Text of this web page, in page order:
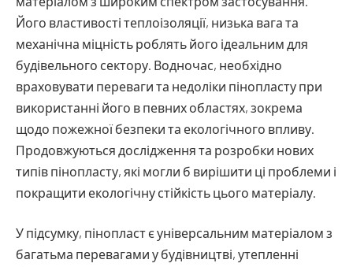
Його властивості теплоізоляції, низька вага та
механічна міцність роблять його ідеальним для
будівельного сектору. Водночас, необхідно
враховувати переваги та недоліки пінопласту при
використанні його в певних областях, зокрема
щодо пожежної безпеки та екологічного впливу.
Продовжуються дослідження та розробки нових
типів пінопласту, які могли б вирішити ці проблеми і
покращити екологічну стійкість цього матеріалу.
У підсумку, пінопласт є універсальним матеріалом з
багатьма перевагами у будівництві, утепленні